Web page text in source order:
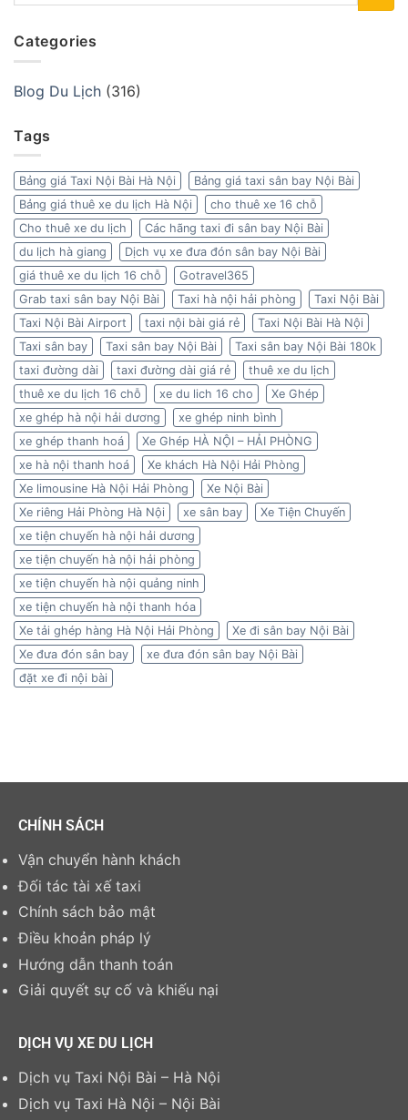
Categories
Blog Du Lịch (316)
Tags
Bảng giá Taxi Nội Bài Hà Nội
Bảng giá taxi sân bay Nội Bài
Bảng giá thuê xe du lịch Hà Nội
cho thuê xe 16 chỗ
Cho thuê xe du lịch
Các hãng taxi đi sân bay Nội Bài
du lịch hà giang
Dịch vụ xe đưa đón sân bay Nội Bài
giá thuê xe du lịch 16 chỗ
Gotravel365
Grab taxi sân bay Nội Bài
Taxi hà nội hải phòng
Taxi Nội Bài
Taxi Nội Bài Airport
taxi nội bài giá rẻ
Taxi Nội Bài Hà Nội
Taxi sân bay
Taxi sân bay Nội Bài
Taxi sân bay Nội Bài 180k
taxi đường dài
taxi đường dài giá rẻ
thuê xe du lịch
thuê xe du lịch 16 chỗ
xe du lich 16 cho
Xe Ghép
xe ghép hà nội hải dương
xe ghép ninh bình
xe ghép thanh hoá
Xe Ghép HÀ NỘI – HẢI PHÒNG
xe hà nội thanh hoá
Xe khách Hà Nội Hải Phòng
Xe limousine Hà Nội Hải Phòng
Xe Nội Bài
Xe riêng Hải Phòng Hà Nội
xe sân bay
Xe Tiện Chuyến
xe tiện chuyến hà nội hải dương
xe tiện chuyến hà nội hải phòng
xe tiện chuyến hà nội quảng ninh
xe tiện chuyến hà nội thanh hóa
Xe tải ghép hàng Hà Nội Hải Phòng
Xe đi sân bay Nội Bài
Xe đưa đón sân bay
xe đưa đón sân bay Nội Bài
đặt xe đi nội bài
CHÍNH SÁCH
Vận chuyển hành khách
Đối tác tài xế taxi
Chính sách bảo mật
Điều khoản pháp lý
Hướng dẫn thanh toán
Giải quyết sự cố và khiếu nại
DỊCH VỤ XE DU LỊCH
Dịch vụ Taxi Nội Bài – Hà Nội
Dịch vụ Taxi Hà Nội – Nội Bài